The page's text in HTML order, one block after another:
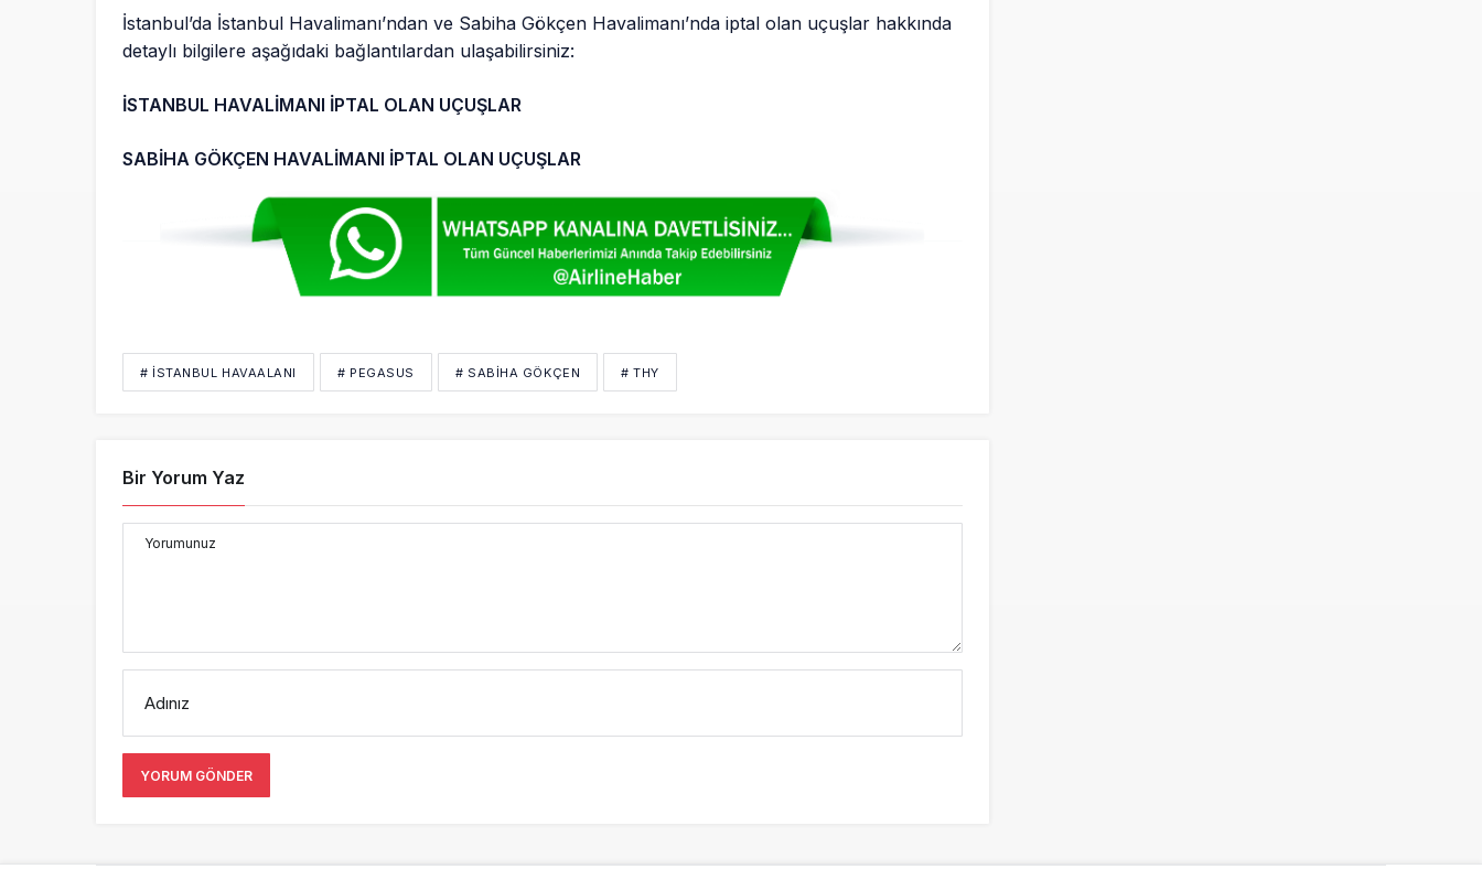
İstanbul’da İstanbul Havalimanı’ndan ve Sabiha Gökçen Havalimanı’nda iptal olan uçuşlar hakkında
detaylı bilgilere aşağıdaki bağlantılardan ulaşabilirsiniz:
İSTANBUL HAVALİMANI İPTAL OLAN UÇUŞLAR
SABİHA GÖKÇEN HAVALİMANI İPTAL OLAN UÇUŞLAR
# İSTANBUL HAVAALANI # PEGASUS # SABIHA GÖKÇEN # THY
Bir Yorum Yaz
Yorumunuz
Adınız
YORUM GÖNDER